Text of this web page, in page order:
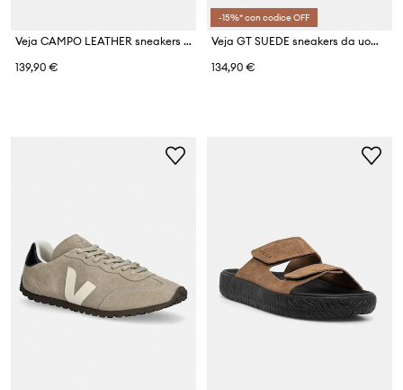
Veja CAMPO LEATHER sneakers da donna in pelle
139,90 €
-15%* con codice OFF
Veja GT SUEDE sneakers da uomo in scamoscio
134,90 €